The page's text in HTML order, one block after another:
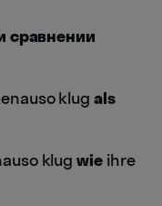
сравнении
klugals
klugwie ihre